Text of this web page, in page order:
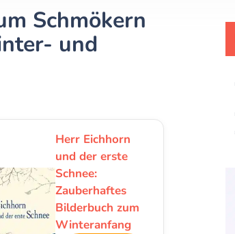
Schmökern
und
Herr Eichhorn
und der erste
Schnee:
Zauberhaftes
Bilderbuch zum
Winteranfang